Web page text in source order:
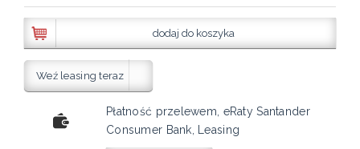
dodaj do koszyka
Weź leasing teraz
Płatność przelewem, eRaty Santander
Consumer Bank, Leasing